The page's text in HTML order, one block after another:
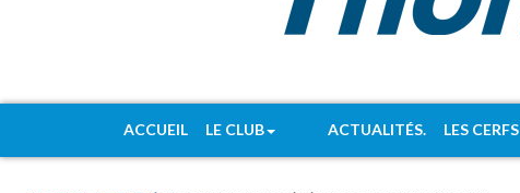
ACCUEIL LE CLUB ACTUALITÉS. LES CERFS